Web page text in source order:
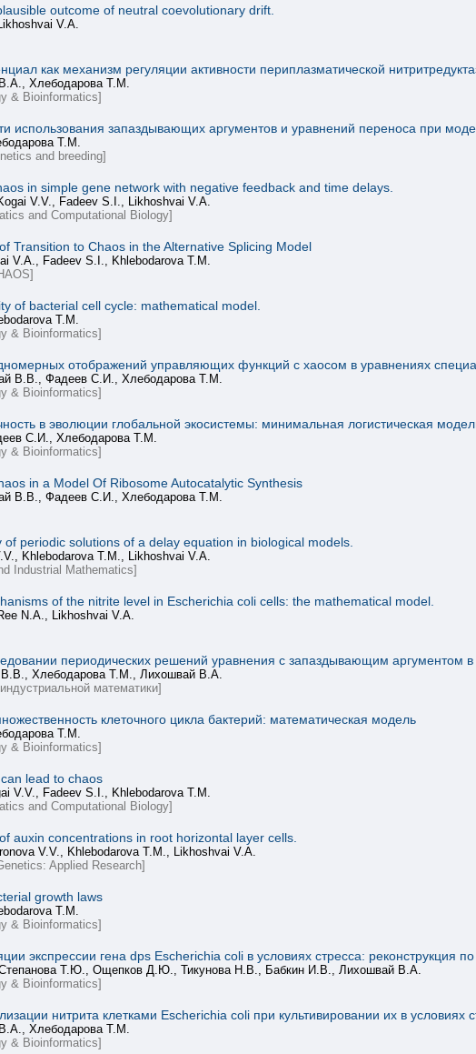
outcome of neutral coevolutionary drift.
V.A.
как механизм регуляции активности периплазматической
Хлебодарова Т.М.
& Bioinformatics]
использования запаздывающих аргументов и уравнений переноса при
Т.М.
and breeding]
in simple gene network with negative feedback and time delays.
V.V., Fadeev S.I., Likhoshvai V.A.
and Computational Biology]
Transition to Chaos in the Alternative Splicing Model
V.A., Fadeev S.I., Khlebodarova T.M.
of bacterial cell cycle: mathematical model.
T.M.
& Bioinformatics]
отображений управляющих функций с хаосом в уравнениях
В.В., Фадеев С.И., Хлебодарова Т.М.
& Bioinformatics]
в эволюции глобальной экосистемы: минимальная логистическая
С.И., Хлебодарова Т.М.
& Bioinformatics]
in a Model Of Ribosome Autocatalytic Synthesis
В.В., Фадеев С.И., Хлебодарова Т.М.
periodic solutions of a delay equation in biological models.
Khlebodarova T.M., Likhoshvai V.A.
Industrial Mathematics]
of the nitrite level in Escherichia coli cells: the mathematical model.
N.A., Likhoshvai V.A.
периодических решений уравнения с запаздывающим аргументом в
Хлебодарова Т.М., Лихошвай В.А.
математики]
клеточного цикла бактерий: математическая модель
Т.М.
& Bioinformatics]
lead to chaos
V.V., Fadeev S.I., Khlebodarova T.M.
and Computational Biology]
auxin concentrations in root horizontal layer cells.
V.V., Khlebodarova T.M., Likhoshvai V.A.
Applied Research]
growth laws
T.M.
& Bioinformatics]
экспрессии гена dps Escherichia coli в условиях стресса: реконструкция
Т.Ю., Ощепков Д.Ю., Тикунова Н.В., Бабкин И.В., Лихошвай В.А.
& Bioinformatics]
нитрита клетками Escherichia coli при культивировании их в условиях
Хлебодарова Т.М.
& Bioinformatics]